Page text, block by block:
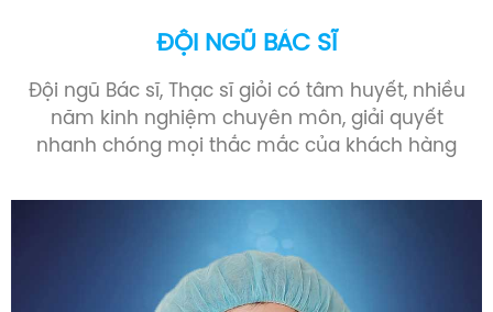
ĐỘI NGŨ BÁC SĨ
Đội ngũ Bác sĩ, Thạc sĩ giỏi có tâm huyết, nhiều
năm kinh nghiệm chuyên môn, giải quyết
nhanh chóng mọi thắc mắc của khách hàng